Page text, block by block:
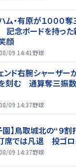
ム・有原が１０００
念ボードを持った
顔
09 14:41 野球
ンド右腕シャーザー
刻む 通算奪三振
09 14:37野球
園】鳥取城北の“
席では凡退 投ゴロ
09 14:37野球